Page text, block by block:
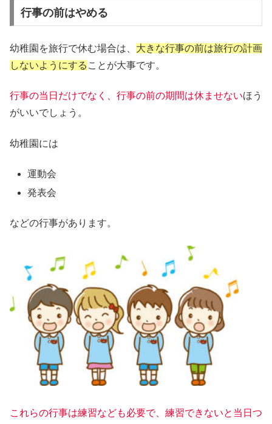
行事の前はやめる
幼稚園を旅行で休む場合は、 大きな行事の前は旅行の計画
しないようにする ことが大事です。
行事の当日だけでなく、行事の前の期間は休ませないほう
がいいでしょう。
幼稚園には
運動会
発表会
などの行事があります。
これらの行事は練習なども必要で、練習できないと当日つ